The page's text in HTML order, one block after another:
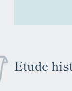
Etude